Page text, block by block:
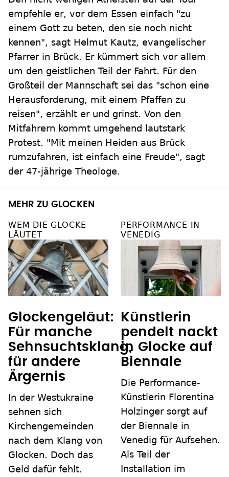
empfehle er, vor dem Essen einfach "zu
einem Gott zu beten, den sie noch nicht
kennen", sagt Helmut Kautz, evangelischer
Pfarrer in Brück. Er kümmert sich vor allem
um den geistlichen Teil der Fahrt. Für den
Großteil der Mannschaft sei das "schon eine
Herausforderung, mit einem Pfaffen zu
reisen", erzählt er und grinst. Von den
Mitfahrern kommt umgehend lautstark
Protest. "Mit meinen Heiden aus Brück
rumzufahren, ist einfach eine Freude", sagt
der 47-jährige Theologe.
MEHR ZU GLOCKEN
WEM DIE GLOCKE
LÄUTET
Glockengeläut:
Für manche
Sehnsuchtsklang,
für andere
Ärgernis
In der Westukraine
sehnen sich
Kirchengemeinden
nach dem Klang von
Glocken. Doch das
Geld dafür fehlt.
PERFORMANCE IN
VENEDIG
Künstlerin
pendelt nackt
in Glocke auf
Biennale
Die Performance-
Künstlerin Florentina
Holzinger sorgt auf
der Biennale in
Venedig für Aufsehen.
Als Teil der
Installation im